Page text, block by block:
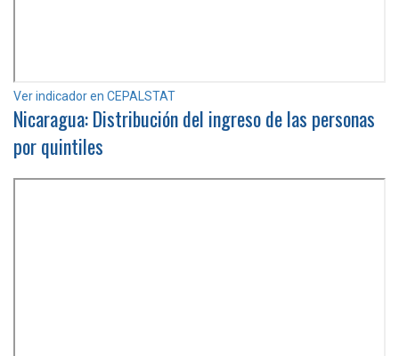
Ver indicador en CEPALSTAT
Nicaragua: Distribución del ingreso de las personas
por quintiles